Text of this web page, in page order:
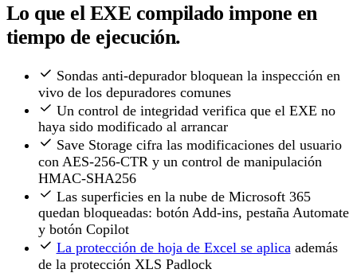
Lo que el EXE compilado impone en
tiempo de ejecución.
Sondas anti-depurador bloquean la inspección en
vivo de los depuradores comunes
Un control de integridad verifica que el EXE no
haya sido modificado al arrancar
Save Storage cifra las modificaciones del usuario
con AES-256-CTR y un control de manipulación
HMAC-SHA256
Las superficies en la nube de Microsoft 365
quedan bloqueadas: botón Add-ins, pestaña Automate
y botón Copilot
La protección de hoja de Excel se aplica además
de la protección XLS Padlock